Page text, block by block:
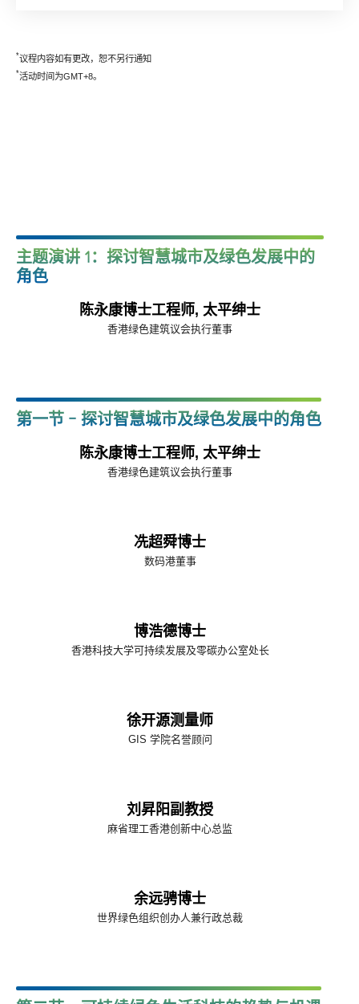
*议程内容如有更改，恕不另行通知
*活动时间为GMT+8。
主题演讲 1：探讨智慧城市及绿色发展中的
角色
陈永康博士工程师, 太平绅士
香港绿色建筑议会执行董事
第一节 - 探讨智慧城市及绿色发展中的角色
陈永康博士工程师, 太平绅士
香港绿色建筑议会执行董事
冼超舜博士
数码港董事
博浩德博士
香港科技大学可持续发展及零碳办公室处长
徐开源测量师
GIS 学院名誉顾问
刘昇阳副教授
麻省理工香港创新中心总监
余远骋博士
世界绿色组织创办人兼行政总裁